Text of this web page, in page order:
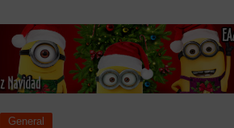
General